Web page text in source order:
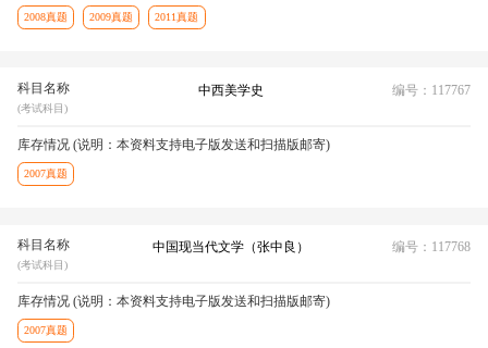
2008真题 2009真题 2011真题
科目名称
(考试科目)
中西美学史 编号：117767
库存情况 (说明：本资料支持电子版发送和扫描版邮寄)
2007真题
科目名称
(考试科目)
中国现当代文学（张中良） 编号：117768
库存情况 (说明：本资料支持电子版发送和扫描版邮寄)
2007真题